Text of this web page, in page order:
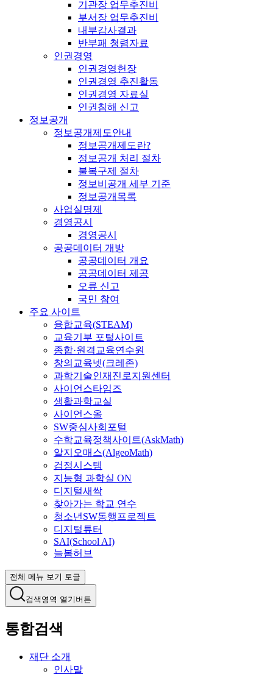
기관장 업무추진비
부서장 업무추진비
내부감사결과
반부패 청렴자료
인권경영
인권경영헌장
인권경영 추진활동
인권경영 자료실
인권침해 신고
정보공개
정보공개제도안내
정보공개제도란?
정보공개 처리 절차
불복구제 절차
정보비공개 세부 기준
정보공개목록
사업실명제
경영공시
경영공시
공공데이터 개방
공공데이터 개요
공공데이터 제공
오류 신고
국민 참여
주요 사이트
융합교육(STEAM)
교육기부 포털사이트
종합·원격교육연수원
창의교육넷(크레존)
과학기술인재진로지원센터
사이언스타임즈
생활과학교실
사이언스올
SW중심사회포털
수학교육정책사이트(AskMath)
알지오매스(AlgeoMath)
검정시스템
지능형 과학실 ON
디지털새싹
찾아가는 학교 연수
청소년SW동행프로젝트
디지털튜터
SAI(School AI)
늘봄허브
전체 메뉴 보기 토글
검색영역 열기버튼
통합검색
재단 소개
인사말